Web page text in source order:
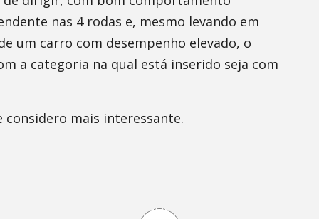
nas 4 rodas e, mesmo levando em
um carro com desempenho elevado, o
a categoria na qual está inserido seja com
considero mais interessante.